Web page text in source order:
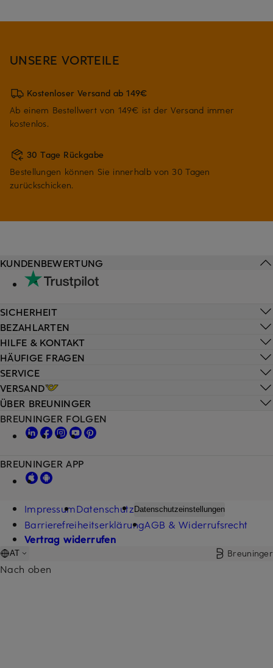
UNSERE VORTEILE
Kostenloser Versand ab 149€
Ab einem Bestellwert von 149€ ist der Versand immer
kostenlos.
30 Tage Rückgabe
Bestellungen können Sie innerhalb von 30 Tagen
zurückschicken.
HILFE & KONTAKT
HÄUFIGE FRAGEN
SERVICE
VERSAND
KUNDENBEWERTUNG
SICHERHEIT
BEZAHLARTEN
ÜBER BREUNINGER
BREUNINGER FOLGEN
BREUNINGER APP
ImpressumDatenschutzDatenschutzeinstellungen
BarrierefreiheitserklärungAGB & Widerrufsrecht
Vertrag widerrufen
AT Breuninger
Nach oben